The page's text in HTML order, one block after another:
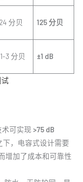
分贝 125 分贝
3 分贝 ±1 dB
术可实现 >75 dB
下，电容式设计需要
增加了成本和可靠性